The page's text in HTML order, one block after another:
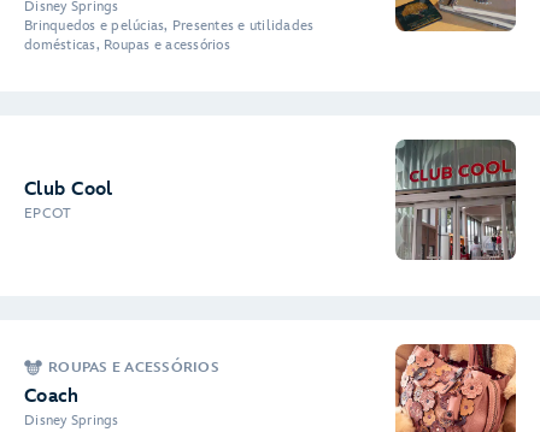
Disney Springs
Brinquedos e pelúcias, Presentes e utilidades
domésticas, Roupas e acessórios
Club Cool
EPCOT
ROUPAS E ACESSÓRIOS
Coach
Disney Springs